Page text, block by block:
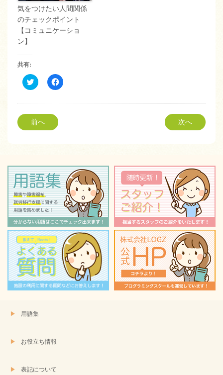
気をつけたい人間関係
のチェックポイント
【コミュニケーショ
ン】
共有:
ク
リ
し
て
Twitter
で
共
ウ
ィ
ン
ド
ウ
で
開
き
ま
す)
Facebook
で
す
て
く
だ
さ
い
(新
し
い
ウ
ィ
ン
ド
ウ
で
開
き
ま
す)
前へ 次へ
用語集
お役立ち情報
表記について